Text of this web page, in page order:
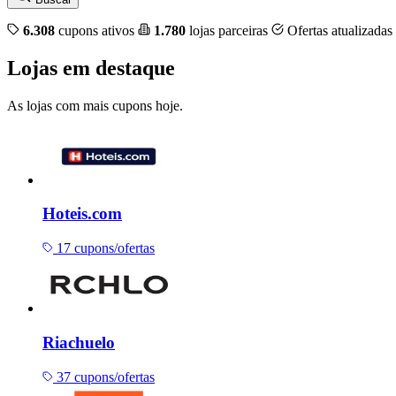
6.308 cupons ativos 1.780 lojas parceiras Ofertas atualizadas
Lojas em destaque
As lojas com mais cupons hoje.
Hoteis.com
17 cupons/ofertas
Riachuelo
37 cupons/ofertas